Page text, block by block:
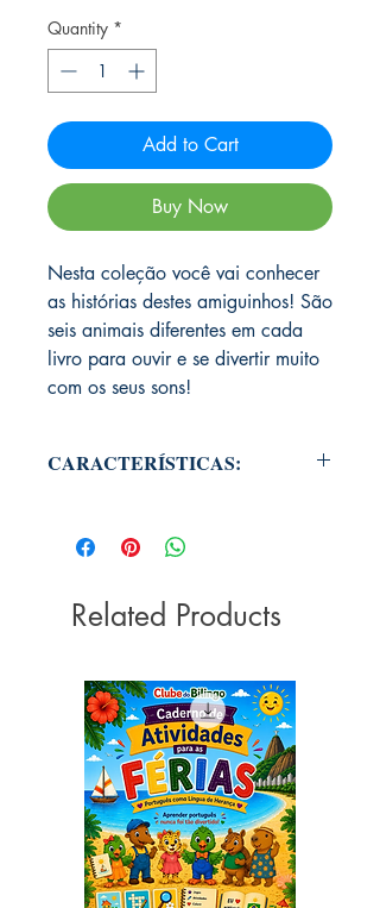
Quantity *
Add to Cart
Buy Now
Nesta coleção você vai conhecer
as histórias destes amiguinhos! São
seis animais diferentes em cada
livro para ouvir e se divertir muito
com os seus sons!
CARACTERÍSTICAS:
EDITORA: Blueditora
LÍNGUA: Português (Brasil)
Related Products